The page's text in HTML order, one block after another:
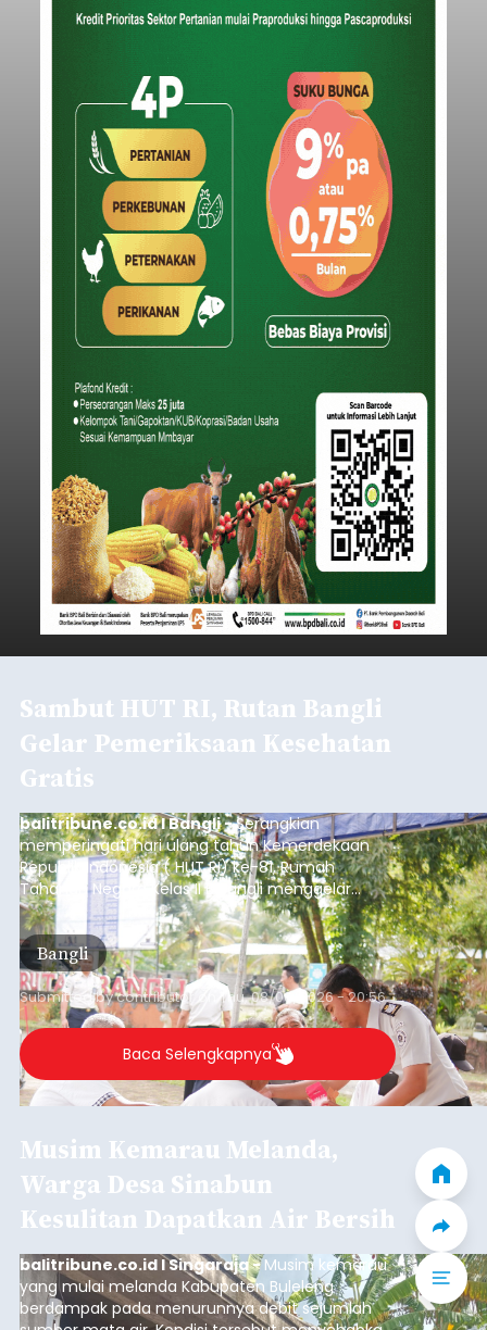
Sambut HUT RI, Rutan Bangli
Gelar Pemeriksaan Kesehatan
Gratis
balitribune.co.id I Bangli -Serangkian
memperingati hari ulang tahun Kemerdekaan
Republik Indonesia ( HUT RI) ke-81, Rumah
Tahanan Negara Kelas II B Bangli menggelar
kegiatan pemeriksaan kesehatan gratis, Rabu
(6/8/2026).
Bangli
Submitted bycontributor Thu, 08/06/2026 - 20:56
Baca Selengkapnya
Musim Kemarau Melanda,
Warga Desa Sinabun
Kesulitan Dapatkan Air Bersih
balitribune.co.id I Singaraja -Musim kemarau
yang mulai melanda Kabupaten Buleleng
berdampak pada menurunnya debit sejumlah